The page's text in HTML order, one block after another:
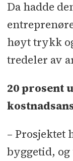
Da hadde
høyt trykk
tredeler av
20 prosent
– Prosjektet
byggetid,